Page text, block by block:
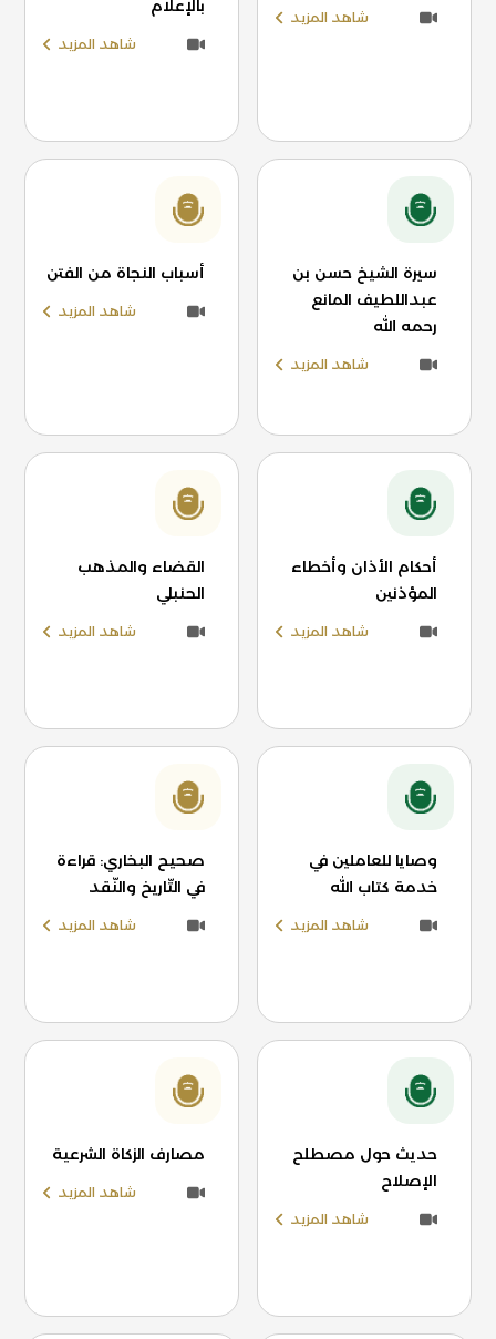
شاهد المزيد
بالإعلام
شاهد المزيد
سيرة الشيخ حسن بن
عبداللطيف المانع
رحمه الله
شاهد المزيد
أسباب النجاة من الفتن
شاهد المزيد
أحكام الأذان وأخطاء
المؤذنين
شاهد المزيد
القضاء والمذهب
الحنبلي
شاهد المزيد
وصايا للعاملين في
خدمة كتاب الله
شاهد المزيد
صحيح البخاري: قراءة
في التّاريخ والنّقد
شاهد المزيد
حديث حول مصطلح
الإصلاح
شاهد المزيد
مصارف الزكاة الشرعية
شاهد المزيد